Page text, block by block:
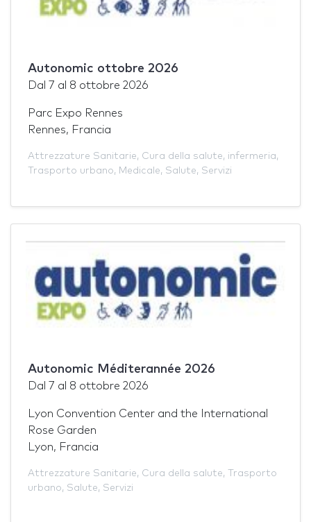
Autonomic ottobre 2026
Dal 7 al 8 ottobre 2026
Parc Expo Rennes
Rennes, Francia
Attrezzature Sanitarie, Cura della salute, infermeria,
Trasporto urbano, Medicale, Salute, Servizi
Autonomic Méditerannée 2026
Dal 7 al 8 ottobre 2026
Lyon Convention Center and the International
Rose Garden
Lyon, Francia
Attrezzature Sanitarie, Cura della salute, Trasporto
urbano, Salute, Servizi